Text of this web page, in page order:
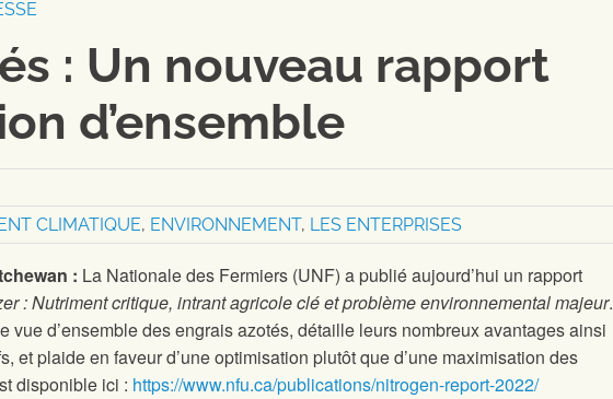
: Un nouveau rapport
d’ensemble
CLIMATIQUE, ENVIRONNEMENT, LES ENTERPRISES
: La Nationale des Fermiers (UNF) a publié aujourd’hui un rapport
: Nutriment critique, intrant agricole clé et problème environnemental majeur.
vue d’ensemble des engrais azotés, détaille leurs nombreux avantages ainsi
et plaide en faveur d’une optimisation plutôt que d’une maximisation des
disponible ici : https://www.nfu.ca/publications/nitrogen-report-2022/